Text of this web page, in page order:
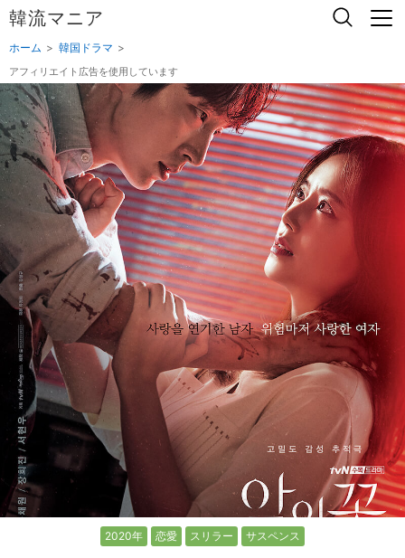
韓流マニア
ホーム 韓国ドラマ
アフィリエイト広告を使用しています
2020年 恋愛 スリラー サスペンス